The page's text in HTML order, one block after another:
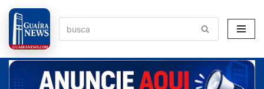
Pular
para
o
conteúdo